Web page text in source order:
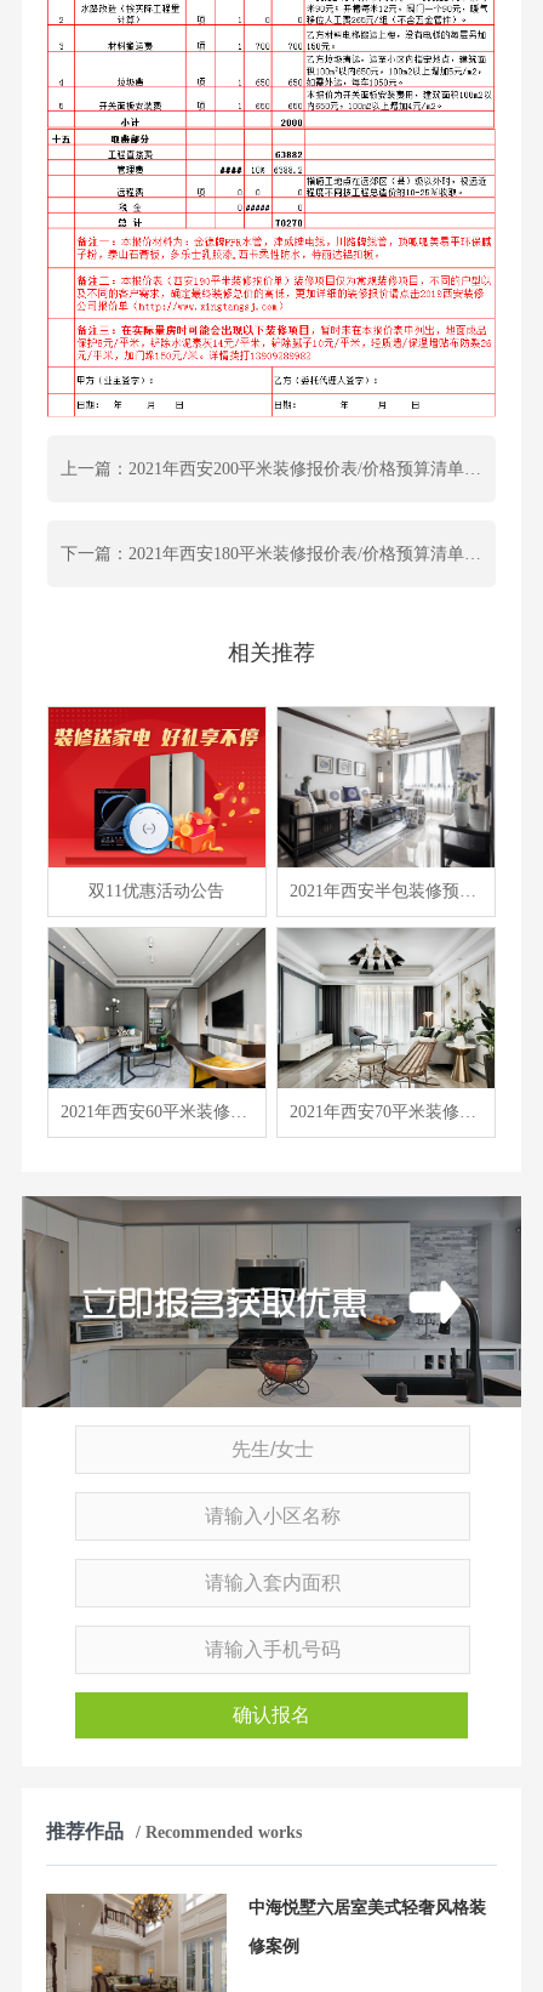
上一篇：2021年西安200平米装修报价表/价格预算清单/费用明细表
下一篇：2021年西安180平米装修报价表/价格预算清单/费用明细表
相关推荐
双11优惠活动公告 2021年西安半包装修预算表/装修报价大全/费用清单汇总
2021年西安60平米装修报价表/价格预算清单/费用明细表 2021年西安70平米装修报价表/价格预算清单/费用明细表
确认报名
推荐作品 / Recommended works
中海悦墅六居室美式轻奢风格装
修案例